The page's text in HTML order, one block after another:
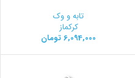
تابه و وک
کرکماز
6,094,000 تومان